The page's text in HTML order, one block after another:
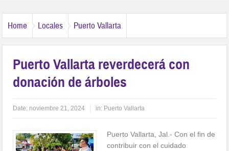
Home Locales Puerto Vallarta
Puerto Vallarta reverdecerá con
donación de árboles
Date: noviembre 21, 2024 in: Puerto Vallarta
Puerto Vallarta, Jal.- Con el fin de
contribuir con el cuidado